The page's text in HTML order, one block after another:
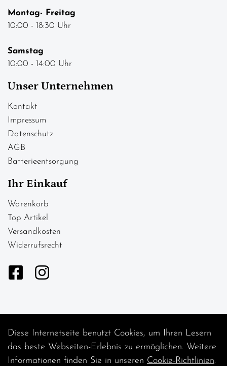
Montag- Freitag
10:00 - 18:30 Uhr
Samstag
10:00 - 14:00 Uhr
Unser Unternehmen
Kontakt
Impressum
Datenschutz
AGB
Batterieentsorgung
Ihr Einkauf
Warenkorb
Top Artikel
Versandkosten
Widerrufsrecht
Diese Internetseite benutzt Cookies, um Ihren Lesern
das beste Webseiten-Erlebnis zu ermöglichen. Weitere
Informationen finden Sie in unseren Cookie-Richtlinien.
Auftrag widerrufen